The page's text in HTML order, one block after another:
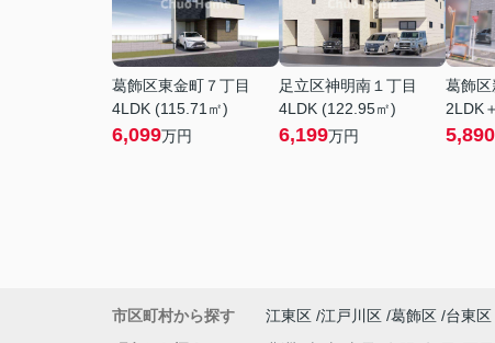
葛飾区東金町７丁目
4LDK (115.71㎡)
6,099万円
足立区神明南１丁目
4LDK (122.95㎡)
6,199万円
葛飾区
2LDK
5,890
市区町村から探す 江東区 江戸川区 葛飾区 台東区